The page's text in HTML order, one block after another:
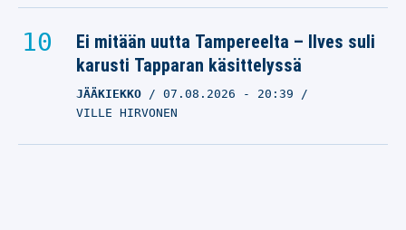
Ei mitään uutta Tampereelta – Ilves suli
karusti Tapparan käsittelyssä
JÄÄKIEKKO 07.08.2026 - 20:39
VILLE HIRVONEN